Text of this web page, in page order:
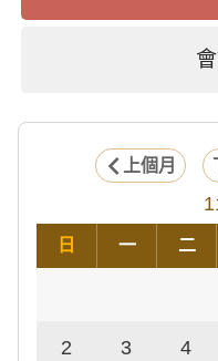
上個月
日 一 二
2 3 4